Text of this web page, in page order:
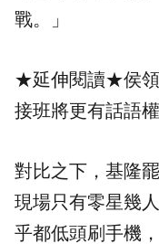
戰。」
★延伸閱讀★侯
接班將更有話語權
對比之下，基隆
現場只有零星幾
乎都低頭刷手機